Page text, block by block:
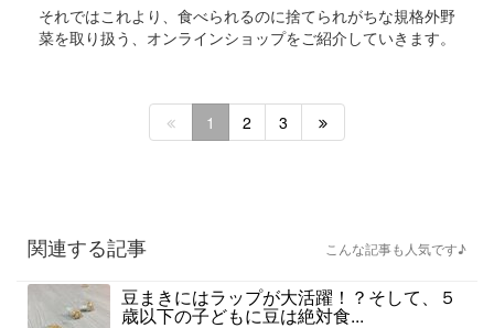
それではこれより、食べられるのに捨てられがちな規格外野
菜を取り扱う、オンラインショップをご紹介していきます。
1 2 3
関連する記事 こんな記事も人気です♪
豆まきにはラップが大活躍！？そして、５
歳以下の子どもに豆は絶対食...